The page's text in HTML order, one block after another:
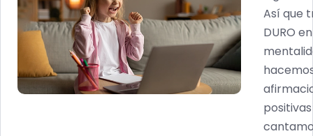
Así que
DURO